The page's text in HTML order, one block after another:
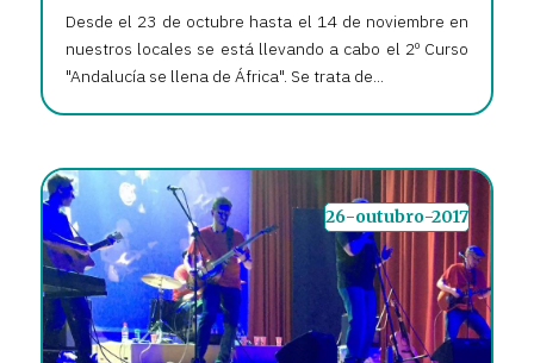
Desde el 23 de octubre hasta el 14 de noviembre en
nuestros locales se está llevando a cabo el 2º Curso
"Andalucía se llena de África". Se trata de...
26-outubro-2017